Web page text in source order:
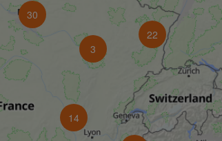
30
14
22
3